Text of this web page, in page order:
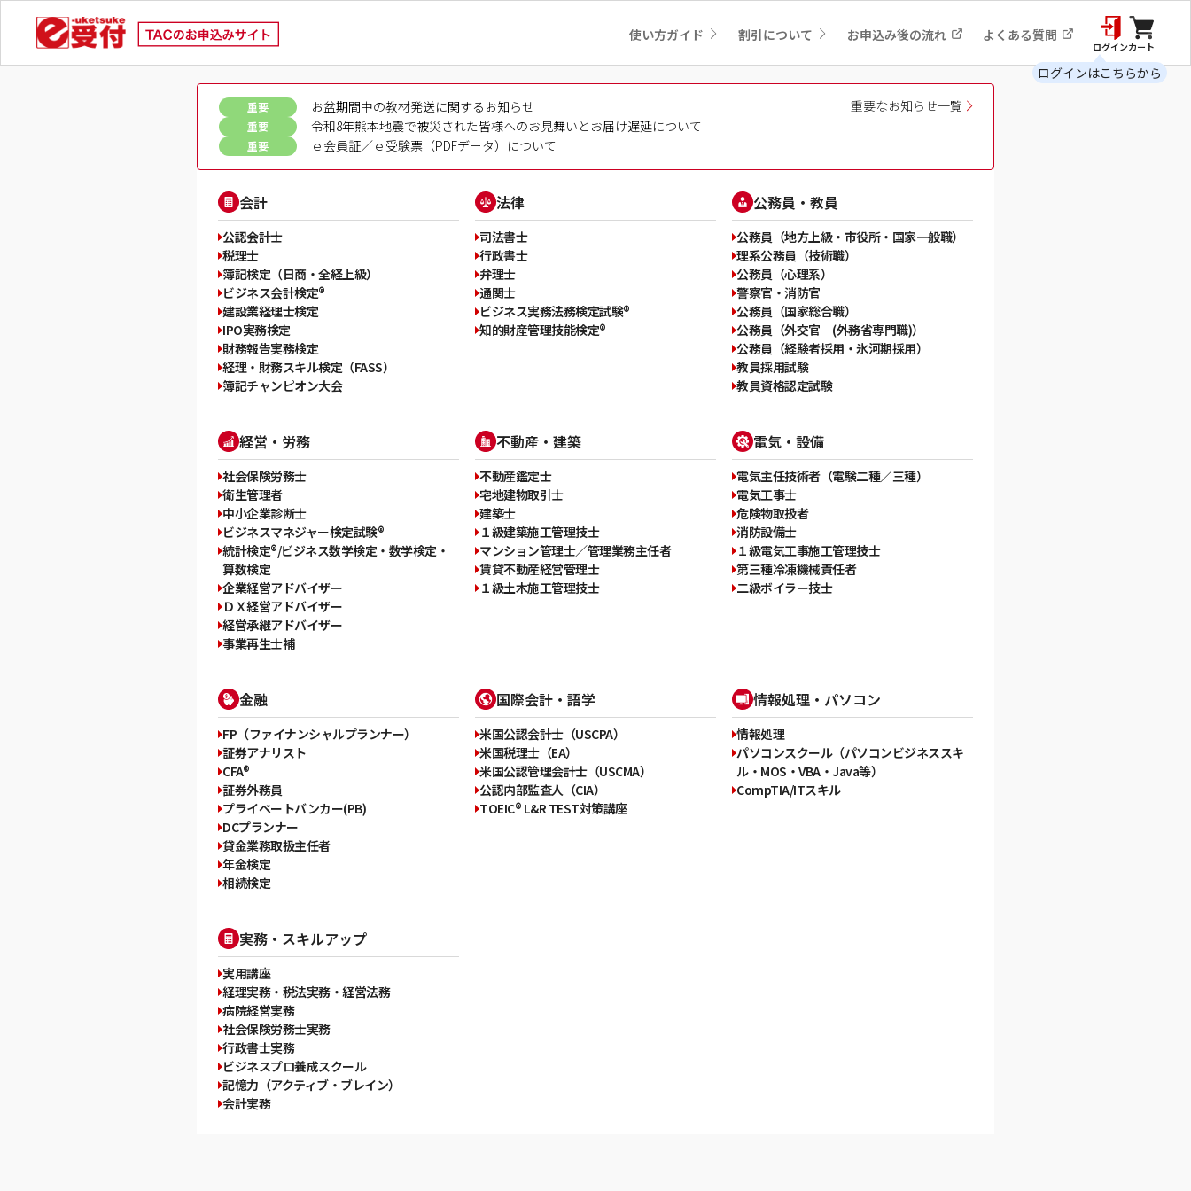
使い方ガイド 割引について お申込み後の流れ よくある質問
ログイン
ログインはこちらから
カート
重要 お盆期間中の教材発送に関するお知らせ
重要 令和8年熊本地震で被災された皆様へのお見舞いとお届け遅延について
重要 ｅ会員証／ｅ受験票（PDFデータ）について
重要なお知らせ一覧
会計
公認会計士
税理士
簿記検定（日商・全経上級）
ビジネス会計検定®
建設業経理士検定
IPO実務検定
財務報告実務検定
経理・財務スキル検定（FASS）
簿記チャンピオン大会
法律
司法書士
行政書士
弁理士
通関士
ビジネス実務法務検定試験®
知的財産管理技能検定®
公務員・教員
公務員（地方上級・市役所・国家一般職）
理系公務員（技術職）
公務員（心理系）
警察官・消防官
公務員（国家総合職）
公務員（外交官 (外務省専門職)）
公務員（経験者採用・氷河期採用）
教員採用試験
教員資格認定試験
経営・労務
社会保険労務士
衛生管理者
中小企業診断士
ビジネスマネジャー検定試験®
統計検定®/ビジネス数学検定・数学検定・
算数検定
企業経営アドバイザー
ＤＸ経営アドバイザー
経営承継アドバイザー
事業再生士補
不動産・建築
不動産鑑定士
宅地建物取引士
建築士
１級建築施工管理技士
マンション管理士／管理業務主任者
賃貸不動産経営管理士
１級土木施工管理技士
電気・設備
電気主任技術者（電験二種／三種）
電気工事士
危険物取扱者
消防設備士
１級電気工事施工管理技士
第三種冷凍機械責任者
二級ボイラー技士
金融
FP（ファイナンシャルプランナー）
証券アナリスト
CFA®
証券外務員
プライベートバンカー(PB)
DCプランナー
貸金業務取扱主任者
年金検定
相続検定
国際会計・語学
米国公認会計士（USCPA）
米国税理士（EA）
米国公認管理会計士（USCMA）
公認内部監査人（CIA）
TOEIC® L&R TEST対策講座
情報処理・パソコン
情報処理
パソコンスクール（パソコンビジネススキ
ル・MOS・VBA・Java等）
CompTIA/ITスキル
実務・スキルアップ
実用講座
経理実務・税法実務・経営法務
病院経営実務
社会保険労務士実務
行政書士実務
ビジネスプロ養成スクール
記憶力（アクティブ・ブレイン）
会計実務